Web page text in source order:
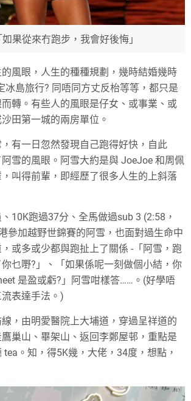
如果從來冇跑步，我會好後悔」
風眼，人生的種種規劃，幾時結婚幾時
冰島旅行? 同唔同方丈反枱等等，都只是
轉。有些人的風眼是仔女、或事業、或
田第一城的兩房單位。
有一日忽然發現自己跑得好快，自此
阿雪的風眼。阿雪大約是與 JoeJoe 和周佩
叫得前輩，即經歷了很多人生的上斜落
10K跑過37分、全馬做過sub 3 (2:58，
參加越野世錦賽的阿雪，也面對過生命中
或多或少都與跑扯上了關係 -「阿雪，跑
乜嘢?」、「如果係呢一刻做個小結，你
是盈或虧?」阿雪咁樣答……。(好學唔
表達手法。)
，由明愛醫院上大埔道，穿過呈祥道的
巢山、畢架山、返回李鄭屋邨，重點是
。知，得5K幾，大佬，34度，想點，